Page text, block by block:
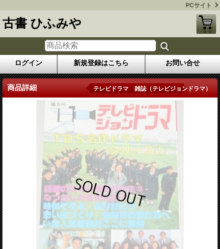
PCサイト
古書 ひふみや
ログイン 新規登録はこちら お問い合せ
商品詳細 テレビドラマ 雑誌（テレビジョンドラマ）